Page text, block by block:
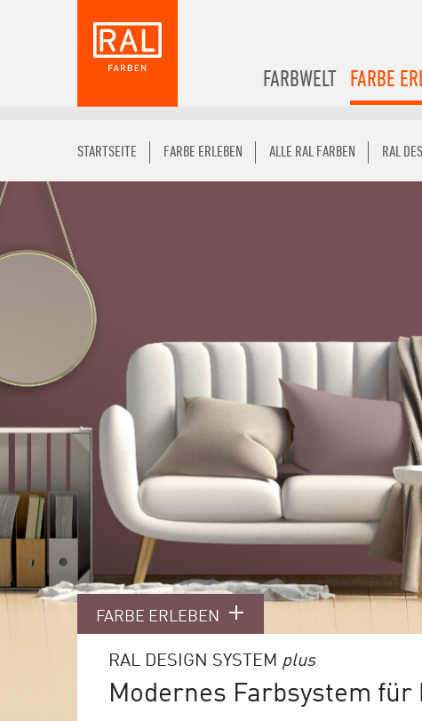
FARBWELT FARBE
STARTSEITE FARBE ERLEBEN ALLE RAL FARBEN RAL
FARBE ERLEBEN
RAL DESIGN SYSTEM plus
Modernes Farbsystem